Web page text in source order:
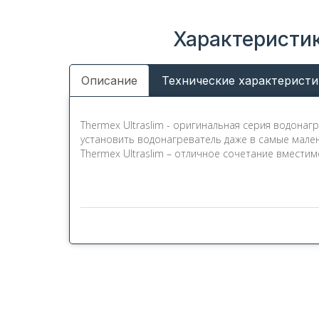
Описание Технические
Thermex Ultraslim - оригинальная серия
установить водонагреватель даже в самые
Thermex Ultraslim – отличное сочетание
Преимущества Thermex
Безопасность: внутренний бак
Экономия средств: надёжное